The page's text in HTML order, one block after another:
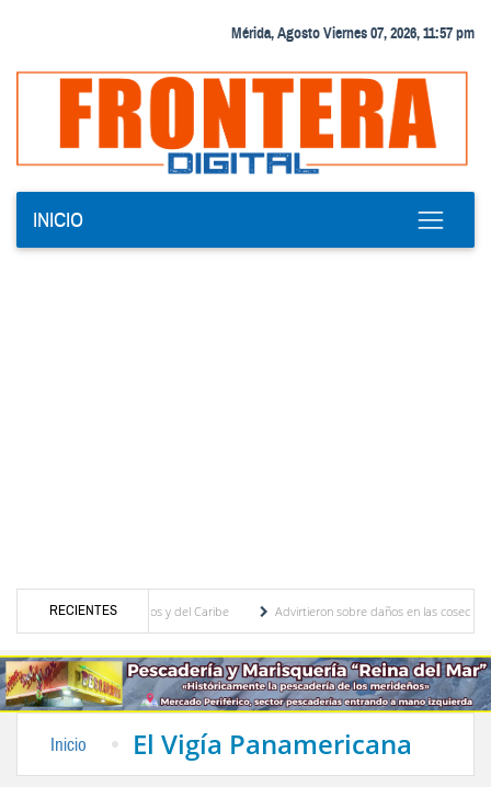
Mérida, Agosto Viernes 07, 2026, 11:57 pm
INICIO
RECIENTES
Centroamericanos y del Caribe
Advirtieron sobre daños en las cosechas de los
Inicio El Vigía Panamericana